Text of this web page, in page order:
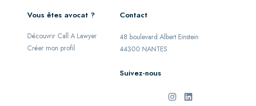
Vous êtes avocat ?
Découvrir Call A Lawyer
Créer mon profil
Contact
48 boulevard Albert Einstein
44300 NANTES
Suivez-nous